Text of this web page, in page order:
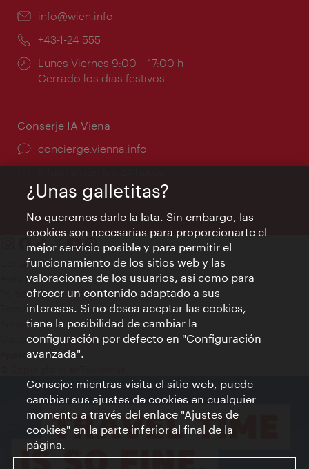
e-
info@wien.info
Teléfono:
+43-1-24 555
Horarios
de
Lunes-Viernes 9:00 – 17:00 h
Cerrado los días festivos
Conserje IA Viena
concierge.vienna.info
Contacto
Aviso legal
Política de privacidad de datos
Terms of Use
Accesibilidad
Contacto para la prensa
Ajustes de cookie
¿Unas galletitas?
No queremos darle la lata. Sin embargo, las
cookies son necesarias para proporcionarte el
mejor servicio posible y para permitir el
funcionamiento de los sitios web y las
valoraciones de los usuarios, así como para
ofrecer un contenido adaptado a sus
intereses. Si no desea aceptar las cookies,
tiene la posibilidad de cambiar la
configuración por defecto en "Configuración
avanzada".
Consejo: mientras visita el sitio web, puede
cambiar sus ajustes de cookies en cualquier
momento a través del enlace "Ajustes de
cookies" en la parte inferior al final de la
página.